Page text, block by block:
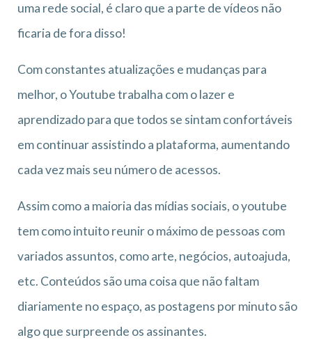
uma rede social, é claro que a parte de vídeos não
ficaria de fora disso!
Com constantes atualizações e mudanças para
melhor, o Youtube trabalha com o lazer e
aprendizado para que todos se sintam confortáveis
em continuar assistindo a plataforma, aumentando
cada vez mais seu número de acessos.
Assim como a maioria das mídias sociais, o youtube
tem como intuito reunir o máximo de pessoas com
variados assuntos, como arte, negócios, autoajuda,
etc. Conteúdos são uma coisa que não faltam
diariamente no espaço, as postagens por minuto são
algo que surpreende os assinantes.